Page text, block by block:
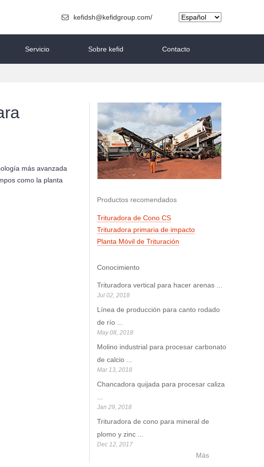
kefidsh@kefidgroup.com/
Servicio Sobre kefid Contacto
más avanzada
como la planta
Productos recomendados
Trituradora de Cono CS
Trituradora primaria de impacto
Planta Móvil de Trituración
Conocimiento
Trituradora vertical para hacer arenas
Jul 02, 2018
Línea de producción para canto rodado
de río
May 08, 2018
Molino industrial para procesar carbonato
de calcio
Mar 13, 2018
Chancadora quijada para procesar caliza
Jan 29, 2018
Trituradora de cono para mineral de
plomo y zinc
Dec 12, 2017
Más